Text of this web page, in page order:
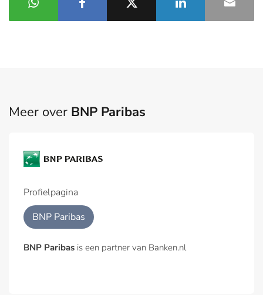
Meer over BNP Paribas
Profielpagina
BNP Paribas
BNP Paribas is een partner van Banken.nl